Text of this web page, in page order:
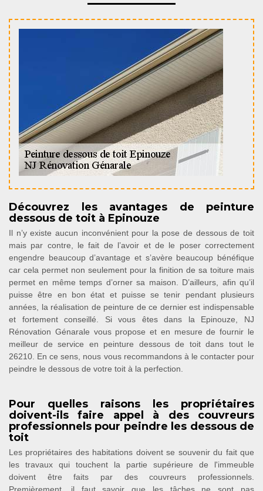
Découvrez les avantages de peinture
dessous de toit à Epinouze
Il n’y existe aucun inconvénient pour la pose de dessous de toit
mais par contre, le fait de l’avoir et de le poser correctement
engendre beaucoup d’avantage et s’avère beaucoup bénéfique
car cela permet non seulement pour la finition de sa toiture mais
permet en même temps d’orner sa maison. D’ailleurs, afin qu’il
puisse être en bon état et puisse se tenir pendant plusieurs
années, la réalisation de peinture de ce dernier est indispensable
et fortement conseillé. Si vous êtes dans la Epinouze, NJ
Rénovation Génarale vous propose et en mesure de fournir le
meilleur de service en peinture dessous de toit dans tout le
26210. En ce sens, nous vous recommandons à le contacter pour
peindre le dessous de votre toit à la perfection.
Pour quelles raisons les propriétaires
doivent-ils faire appel à des couvreurs
professionnels pour peindre les dessous de
toit
Les propriétaires des habitations doivent se souvenir du fait que
les travaux qui touchent la partie supérieure de l'immeuble
doivent être faits par des couvreurs professionnels.